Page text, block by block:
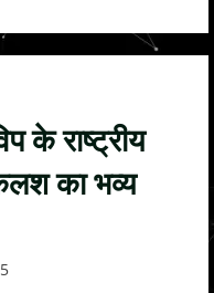
के राष्ट्रीय
का भव्य